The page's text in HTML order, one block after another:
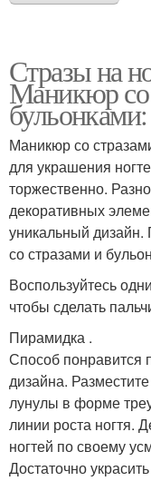
Стразы на
Маникюр со
Маникюр со
для украшения
торжественно.
декоративных
уникальный
со стразами и
Воспользуйтесь
чтобы сделать
Пирамидка .
Способ понравится
дизайна.
лунулы в форме
линии роста ногтя.
ногтей по своему
Достаточно